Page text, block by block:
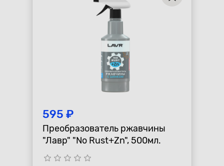
595 ₽
Преобразователь ржавчины
"Лавр" "No Rust+Zn", 500мл.
star_border star_border star_border star_border star_border